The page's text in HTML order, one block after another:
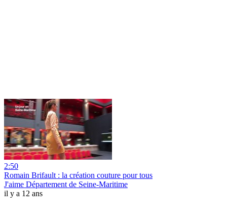
2:50
Romain Brifault : la création couture pour tous
J'aime Département de Seine-Maritime
il y a 12 ans